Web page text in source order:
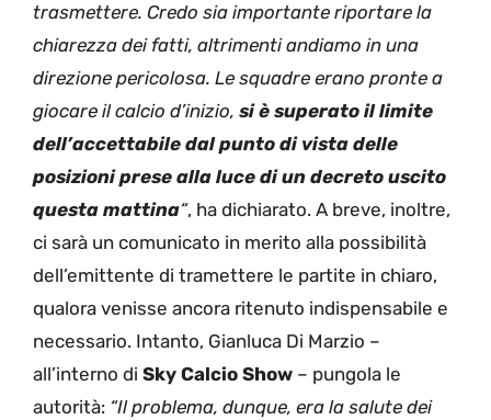
trasmettere. Credo sia importante riportare la
chiarezza dei fatti, altrimenti andiamo in una
direzione pericolosa. Le squadre erano pronte a
giocare il calcio d’inizio, si è superato il limite
dell’accettabile dal punto di vista delle
posizioni prese alla luce di un decreto uscito
questa mattina“, ha dichiarato. A breve, inoltre,
ci sarà un comunicato in merito alla possibilità
dell’emittente di tramettere le partite in chiaro,
qualora venisse ancora ritenuto indispensabile e
necessario. Intanto, Gianluca Di Marzio –
all’interno di Sky Calcio Show – pungola le
autorità: “Il problema, dunque, era la salute dei